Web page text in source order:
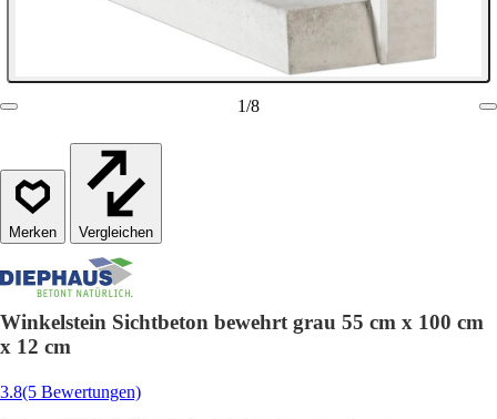
1/8
Vergleichen
Winkelstein Sichtbeton bewehrt grau 55 cm x 100 cm
x 12 cm
3.8(5 Bewertungen)